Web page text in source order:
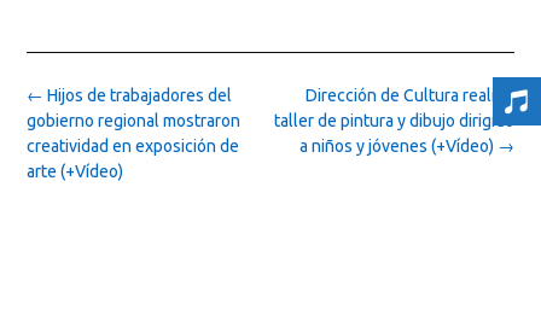
Post
navigation
Dirección de Cultura realizó
taller de pintura y dibujo dirigido
a niños y jóvenes (+Vídeo) →
← Hijos de trabajadores del
gobierno regional mostraron
creatividad en exposición de
arte (+Vídeo)